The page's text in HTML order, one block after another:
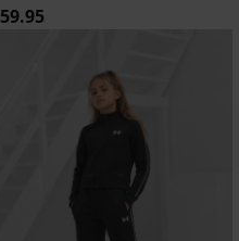
59.95